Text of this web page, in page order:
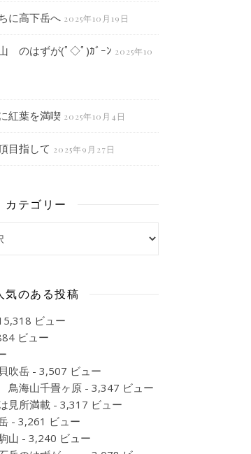
に高下岳へ 2025年10月19日
のはずが(ﾟ◇ﾟ)ｶﾞｰﾝ 2025年10
紅葉を満喫 2025年10月4日
目指して 2025年9月27日
カテゴリー
気のある投稿
ビュー
ビュー
吹岳 - 3,507 ビュー
鳥海山千畳ヶ原 - 3,347 ビュー
見所満載 - 3,317 ビュー
- 3,261 ビュー
山 - 3,240 ビュー